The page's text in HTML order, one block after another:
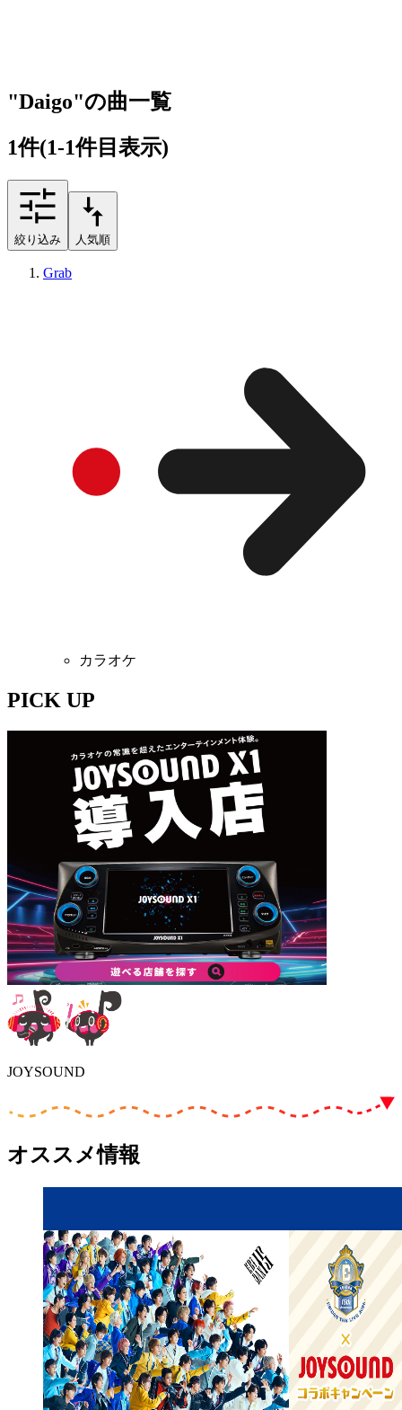
"Daigo"の曲一覧
1件(1-1件目表示)
絞り込み 人気順
Grab
カラオケ
PICK UP
JOYSOUND
オススメ情報